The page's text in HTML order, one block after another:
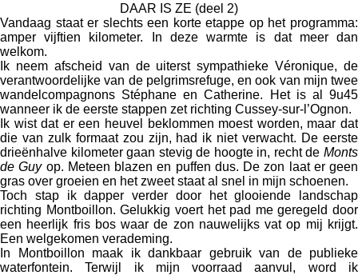
DAAR IS ZE (deel 2)
Vandaag staat er slechts een korte etappe op het programma:
amper vijftien kilometer. In deze warmte is dat meer dan
welkom.
Ik neem afscheid van de uiterst sympathieke Véronique, de
verantwoordelijke van de pelgrimsrefuge, en ook van mijn twee
wandelcompagnons Stéphane en Catherine. Het is al 9u45
wanneer ik de eerste stappen zet richting Cussey-sur-l’Ognon.
Ik wist dat er een heuvel beklommen moest worden, maar dat
die van zulk formaat zou zijn, had ik niet verwacht. De eerste
drieënhalve kilometer gaan stevig de hoogte in, recht de Monts
de Guyop. Meteen blazen en puffen dus. De zon laat er geen
gras over groeien en het zweet staat al snel in mijn schoenen.
Toch stap ik dapper verder door het glooiende landschap
richting Montboillon. Gelukkig voert het pad me geregeld door
een heerlijk fris bos waar de zon nauwelijks vat op mij krijgt.
Een welgekomen verademing.
In Montboillon maak ik dankbaar gebruik van de publieke
waterfontein. Terwijl ik mijn voorraad aanvul, word ik